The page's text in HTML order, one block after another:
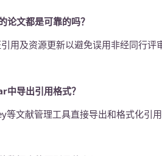
文都是可靠的吗？
用及资源更新以避免误用非经同行评
导出引用格式？
等文献管理工具直接导出和格式化引